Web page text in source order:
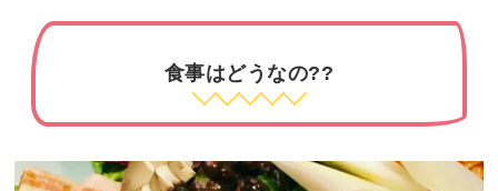
食事はどうなの??